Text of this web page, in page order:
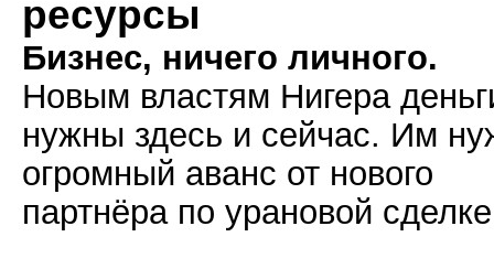
ресурсы
Бизнес, ничего личного.
Новым властям Нигера
нужны здесь и сейчас. Им
огромный аванс от нового
партнёра по урановой